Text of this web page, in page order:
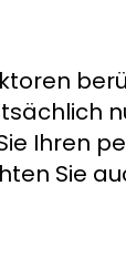
Ihren
Sie